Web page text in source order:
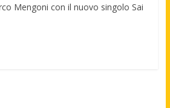
Mengoni con il nuovo singolo Sai